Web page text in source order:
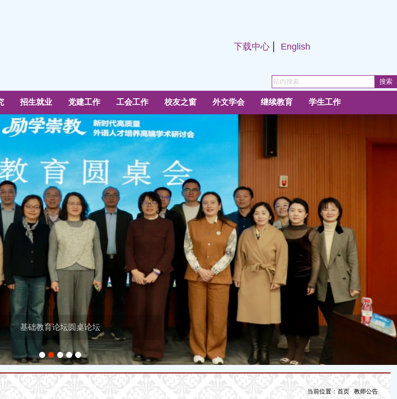
下载中心 | English
招生就业 党建工作 工会工作 校友之窗 外文学会 继续教育 学生工作
1 2 3 4 5
基础教育论坛圆桌论坛
当前位置： 首页 教师公告